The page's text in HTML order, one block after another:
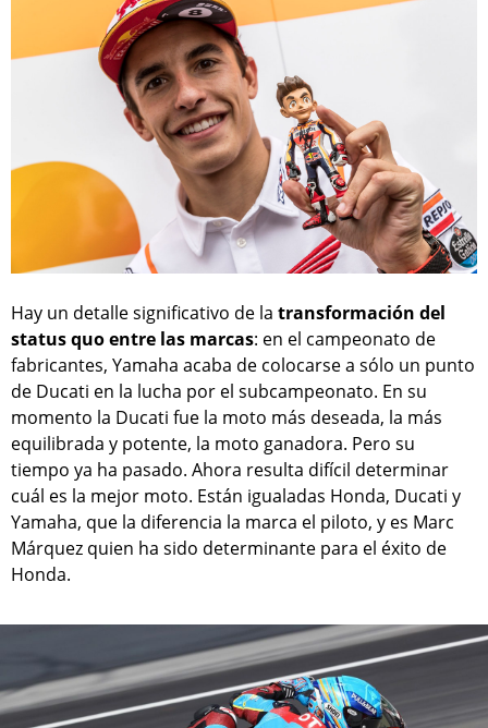
Hay un detalle significativo de la transformación del
status quo entre las marcas: en el campeonato de
fabricantes, Yamaha acaba de colocarse a sólo un punto
de Ducati en la lucha por el subcampeonato. En su
momento la Ducati fue la moto más deseada, la más
equilibrada y potente, la moto ganadora. Pero su
tiempo ya ha pasado. Ahora resulta difícil determinar
cuál es la mejor moto. Están igualadas Honda, Ducati y
Yamaha, que la diferencia la marca el piloto, y es Marc
Márquez quien ha sido determinante para el éxito de
Honda.